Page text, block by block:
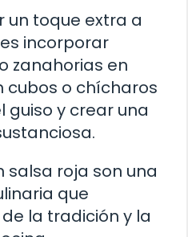
un toque extra a
incorporar
zanahorias en
cubos o chícharos
guiso y crear una
salsa roja son una
que
la tradición y la